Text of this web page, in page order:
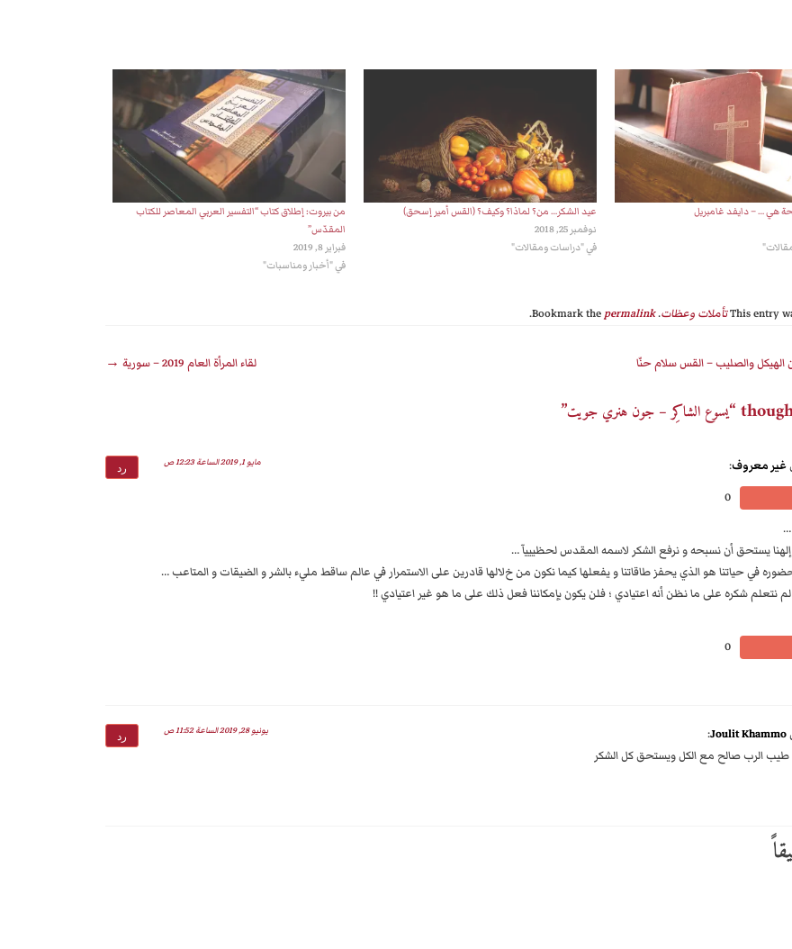
هي … – دايفد غامبريل
عيد الشكر… من؟ لماذا؟ وكيف؟ (القس أمير إسحق)
نوفمبر 25, 2018
في "دراسات ومقالات"
من بيروت: إطلاق كتاب “التفسير العربي المعاصر للكتاب
المقدّس”
فبراير 8, 2019
في "أخبار ومناسبات"
This entryتأملات وعظات. Bookmark the
permalink
.
الهيكل والصليب – القس سلام حنّا لقاء المرأة العام 2019 – سورية →
يسوع الشاكِر – جون هنري جويت”
غير معروف: مايو 1, 2019 الساعة 12:23 ص
0
…
يستحق أن نسبحه و نرفع الشكر ﻻسمه المقدس لحظيييآ …
في حياتنا هو الذي يحفز طاقاتنا و يفعلها كيما نكون من خﻻلها قادرين على اﻻستمرار في عالم ساقط مليء بالشر و الضيقات و المتاعب …
نتعلم شكره على ما نظن أنه اعتيادي ؛ فلن يكون بإمكاننا فعل ذلك على ما هو غير اعتيادي !!
0
رد
Joulit Khammo
: يونيو 28, 2019 الساعة 11:52 ص
طيب الرب صالح مع الكل ويستحق كل الشكر
رد